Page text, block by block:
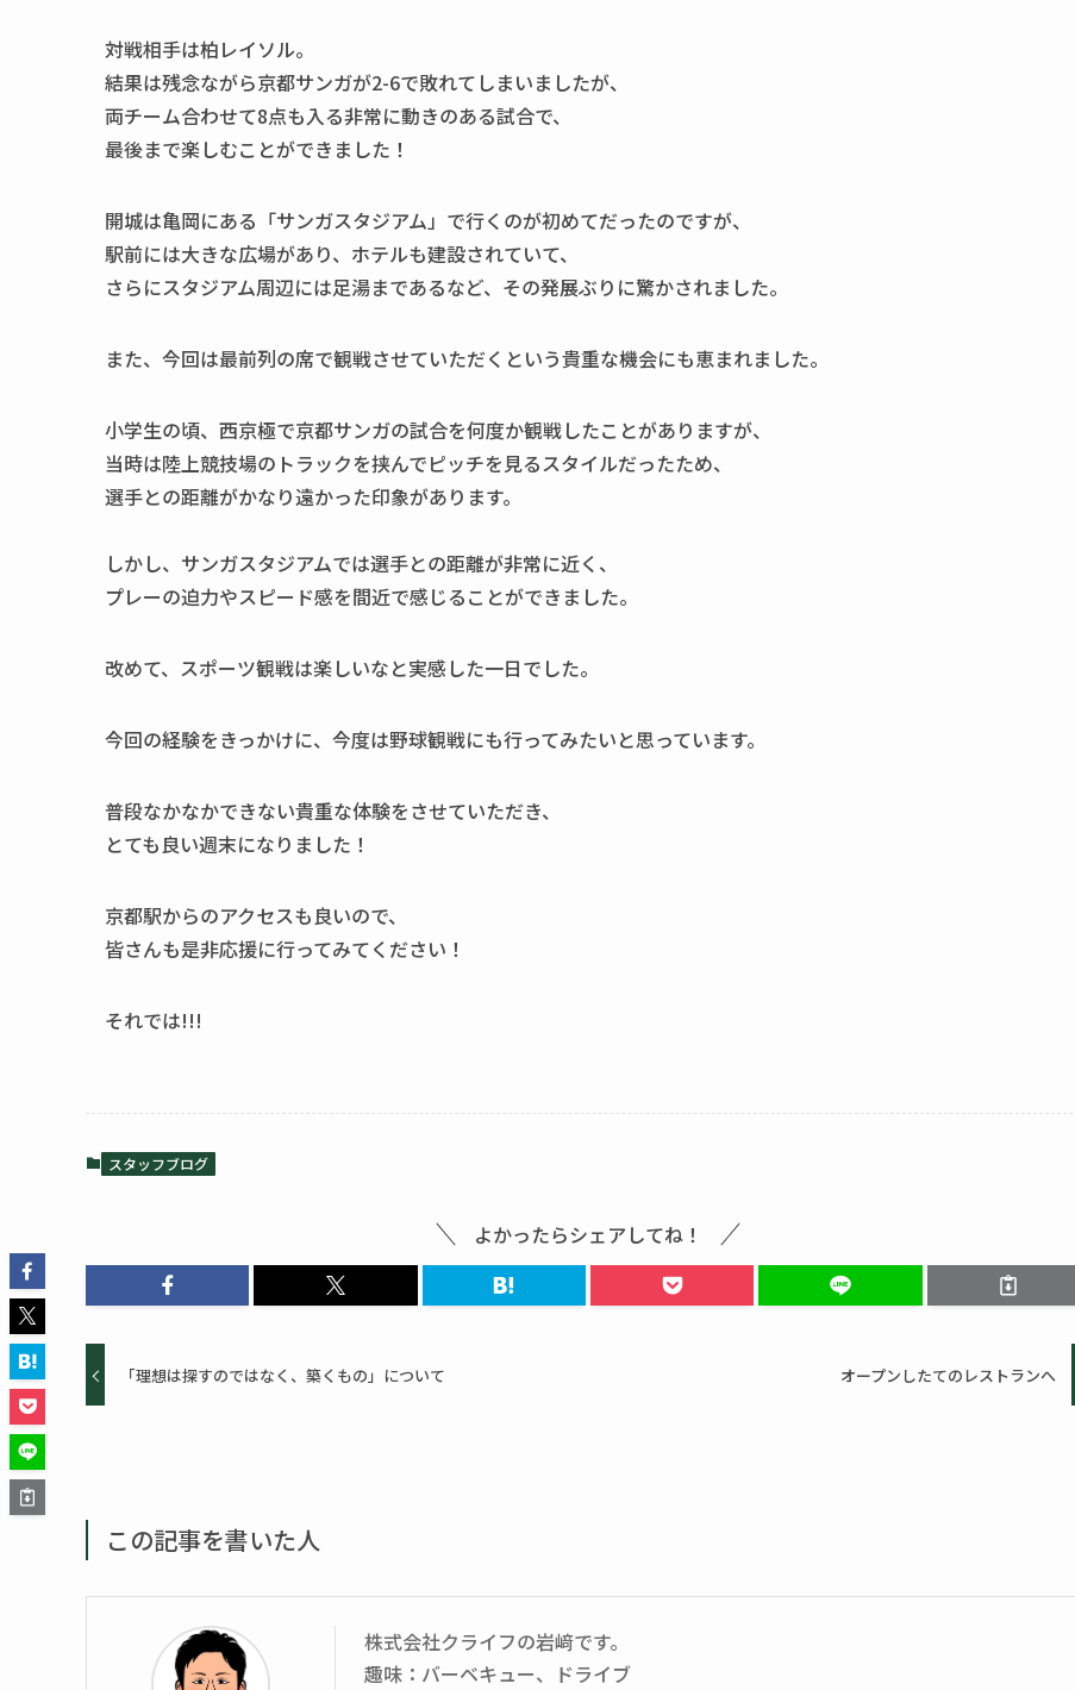
対戦相手は柏レイソル。
結果は残念ながら京都サンガが2-6で敗れてしまいましたが、
両チーム合わせて8点も入る非常に動きのある試合で、
最後まで楽しむことができました！
開城は亀岡にある「サンガスタジアム」で行くのが初めてだったのですが、
駅前には大きな広場があり、ホテルも建設されていて、
さらにスタジアム周辺には足湯まであるなど、その発展ぶりに驚かされました。
また、今回は最前列の席で観戦させていただくという貴重な機会にも恵まれました。
小学生の頃、西京極で京都サンガの試合を何度か観戦したことがありますが、
当時は陸上競技場のトラックを挟んでピッチを見るスタイルだったため、
選手との距離がかなり遠かった印象があります。
しかし、サンガスタジアムでは選手との距離が非常に近く、
プレーの迫力やスピード感を間近で感じることができました。
改めて、スポーツ観戦は楽しいなと実感した一日でした。
今回の経験をきっかけに、今度は野球観戦にも行ってみたいと思っています。
普段なかなかできない貴重な体験をさせていただき、
とても良い週末になりました！
京都駅からのアクセスも良いので、
皆さんも是非応援に行ってみてください！
それでは!!!
スタッフブログ
よかったらシェアしてね！
「理想は探すのではなく、築くもの」について オープンしたてのレストランへ
この記事を書いた人
株式会社クライフの岩﨑です。
趣味：バーベキュー、ドライブ